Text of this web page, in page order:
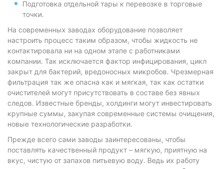
Подготовка отдельной тары к перевозке в торговые
точки.
На современных заводах оборудование позволяет
настроить процесс таким образом, чтобы жидкость не
контактировала ни на одном этапе с работниками
компании. Так исключается фактор инфицирования, цикл
закрыт для бактерий, вредоносных микробов. Чрезмерная
фильтрация так же опасна как и мягкая, так как остатки
очистителей могут присутствовать в составе без явных
следов. Известные бренды, холдинги могут инвестировать
крупные суммы, закупая современные системы очищения,
новые технологические разработки.
Прежде всего сами заводы заинтересованы, чтобы
поставлять качественный продукт – мягкую, приятную на
вкус, чистую от запахов питьевую воду. Ведь их работу